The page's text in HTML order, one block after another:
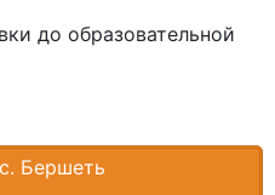
до образовательной
Бершеть